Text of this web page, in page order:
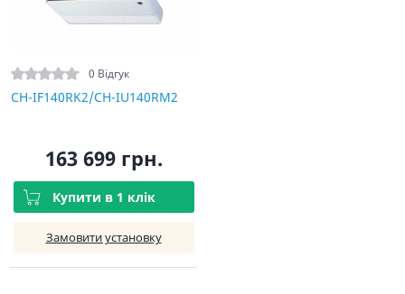
0 Відгук
CH-IF140RK2/CH-IU140RM2
163 699 грн.
Купити в 1 клік
Замовити установку